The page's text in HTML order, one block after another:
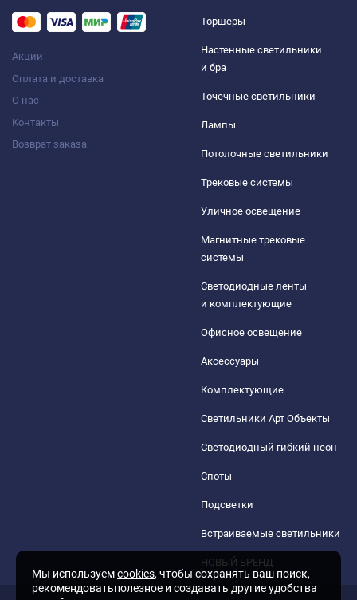
Акции
Оплата и доставка
О нас
Контакты
Возврат заказа
Торшеры
Настенные светильники
и бра
Точечные светильники
Лампы
Потолочные светильники
Трековые системы
Уличное освещение
Магнитные трековые
системы
Светодиодные ленты
и комплектующие
Офисное освещение
Аксессуары
Комплектующие
Светильники Арт Объекты
Светодиодный гибкий неон
Споты
Подсветки
Встраиваемые светильники
НОВЫЙ БРЕНД
Мы используемcookies, чтобы сохранять ваш поиск,
рекомендоватьполезное и создавать другие удобства